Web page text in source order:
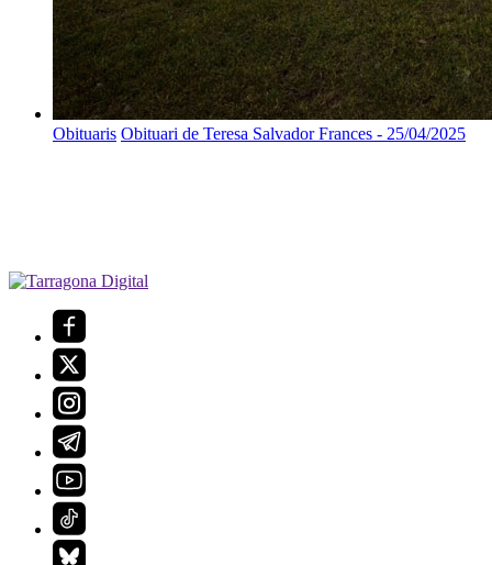
Obituaris Obituari de Teresa Salvador Frances - 25/04/2025